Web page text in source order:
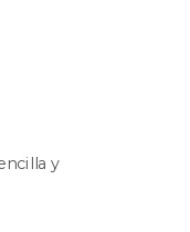
y